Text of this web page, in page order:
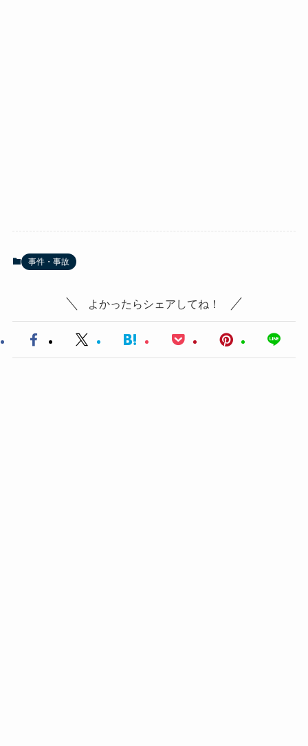
事件・事故
よかったらシェアしてね！